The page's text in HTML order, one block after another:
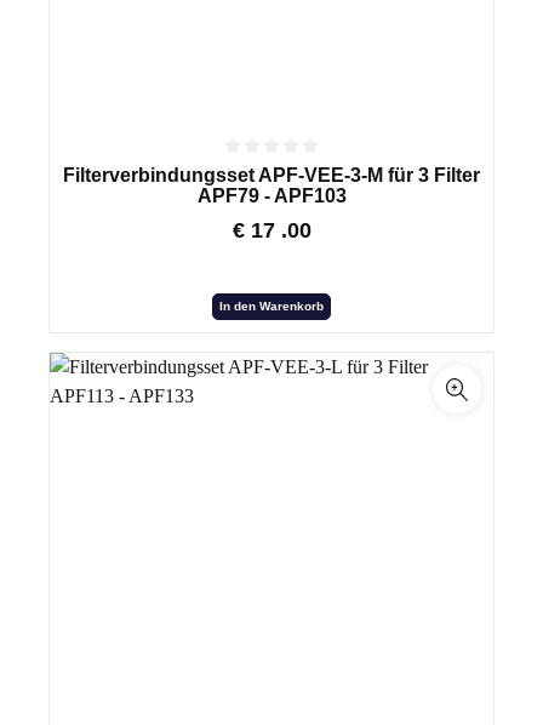
Filterverbindungsset APF-VEE-3-M für 3 Filter
APF79 - APF103
€ 17 .00
In den Warenkorb